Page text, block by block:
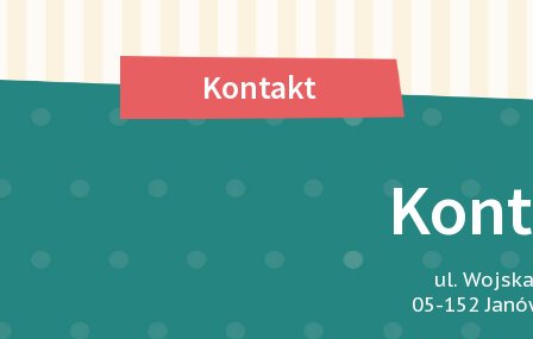
Kontakt
ul.
05-152